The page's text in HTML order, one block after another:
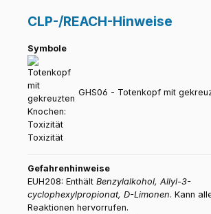
CLP-/REACH-Hinweise
Symbole
GHS06 - Totenkopf mit
Toxizität
Gefahrenhinweise
EUH208: Enthält Benzylalkohol, Allyl-3-
cyclophexylpropionat, D-Limonen. Kann
Reaktionen hervorrufen.